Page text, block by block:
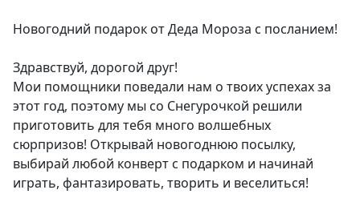
Новогодний подарок от Деда Мороза с посланием!
Здравствуй, дорогой друг!
Мои помощники поведали нам о твоих успехах за
этот год, поэтому мы со Снегурочкой решили
приготовить для тебя много волшебных
сюрпризов! Открывай новогоднюю посылку,
выбирай любой конверт с подарком и начинай
играть, фантазировать, творить и веселиться!